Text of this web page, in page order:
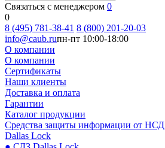
Связаться с менеджером 0
0
8 (495) 781-38-41 8 (800) 201-20-03
info@caub.ruпн-пт 10:00-18:00
О компании
О компании
Сертификаты
Наши клиенты
Доставка и оплата
Гарантии
Каталог продукции
Средства защиты информации от НСД
Dallas Lock